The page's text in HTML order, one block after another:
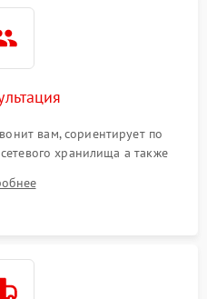
вам, сориентирует по
хранилища а также